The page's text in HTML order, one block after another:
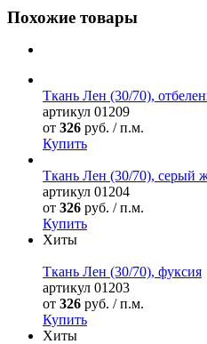
Похожие товары
Ткань Лен (30/70),
артикул 01209
от 326 руб. / п.м.
Купить
Ткань Лен (30/70), серый
артикул 01204
от 326 руб. / п.м.
Купить
Хиты
Ткань Лен (30/70), фуксия
артикул 01203
от 326 руб. / п.м.
Купить
Хиты